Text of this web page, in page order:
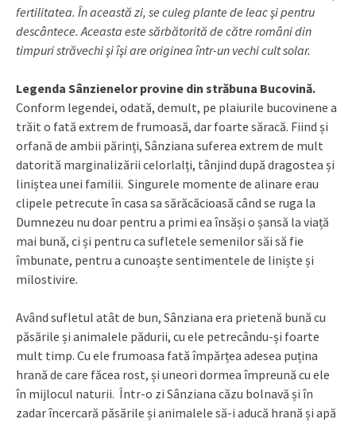
fertilitatea. În această zi, se culeg plante de leac şi pentru
descântece. Aceasta este sărbătorită de către români din
timpuri străvechi şi îşi are originea într-un vechi cult solar.
Legenda Sânzienelor provine din străbuna Bucovină.
Conform legendei, odată, demult, pe plaiurile bucovinene a
trăit o fată extrem de frumoasă, dar foarte săracă. Fiind și
orfană de ambii părinți, Sânziana suferea extrem de mult
datorită marginalizării celorlalți, tânjind după dragostea și
liniștea unei familii. Singurele momente de alinare erau
clipele petrecute în casa sa sărăcăcioasă când se ruga la
Dumnezeu nu doar pentru a primi ea însăși o șansă la viață
mai bună, ci și pentru ca sufletele semenilor săi să fie
îmbunate, pentru a cunoaște sentimentele de liniște și
milostivire.
Având sufletul atât de bun, Sânziana era prietenă bună cu
păsările și animalele pădurii, cu ele petrecându-și foarte
mult timp. Cu ele frumoasa fată împărțea adesea puțina
hrană de care făcea rost, și uneori dormea împreună cu ele
în mijlocul naturii. Într-o zi Sânziana căzu bolnavă și în
zadar încercară păsările și animalele să-i aducă hrană și apă